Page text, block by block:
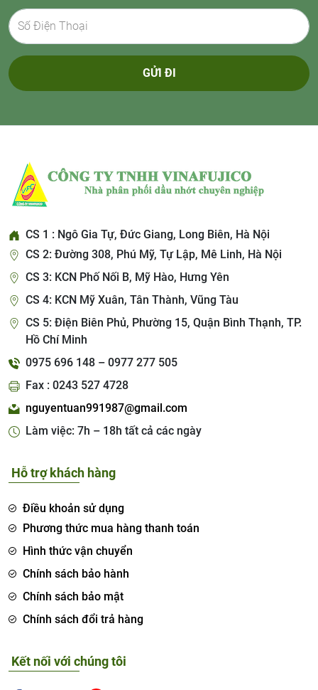
GỬI ĐI
CS 1 : Ngô Gia Tự, Đức Giang, Long Biên, Hà Nội
CS 2: Đường 308, Phú Mỹ, Tự Lập, Mê Linh, Hà Nội
CS 3: KCN Phố Nối B, Mỹ Hào, Hưng Yên
CS 4: KCN Mỹ Xuân, Tân Thành, Vũng Tàu
CS 5: Điện Biên Phủ, Phường 15, Quận Bình Thạnh, TP.
Hồ Chí Minh
0975 696 148 – 0977 277 505
Fax : 0243 527 4728
nguyentuan991987@gmail.com
Làm việc: 7h – 18h tất cả các ngày
Hỗ trợ khách hàng
Điều khoản sử dụng
Phương thức mua hàng thanh toán
Hình thức vận chuyển
Chính sách bảo hành
Chính sách bảo mật
Chính sách đổi trả hàng
Kết nối với chúng tôi